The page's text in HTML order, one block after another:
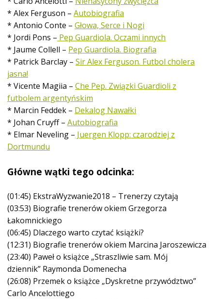
* Alex Ferguson –Autobiografia
* Antonio Conte –Głowa, Serce i Nogi
* Jordi Pons – Pep Guardiola. Oczami innych
* Jaume Collell – Pep Guardiola. Biografia
* Patrick Barclay –Sir Alex Ferguson. Futbol cholera
jasna!
* Vicente Magiia –Che Pep. Związki Guardioli z
futbolem argentyńskim
* Marcin Feddek – Dekalog Nawałki
* Johan Cruyff –Autobiografia
* Elmar Neveling – Juergen Klopp: czarodziej z
Dortmundu
Główne wątki tego odcinka:
(01:45) EkstraWyzwanie2018 – Trenerzy czytają
(03:53) Biografie trenerów okiem Grzegorza
Łakomnickiego
(06:45) Dlaczego warto czytać książki?
(12:31) Biografie trenerów okiem Marcina Jaroszewicza
(23:40) Paweł o książce „Straszliwie sam. Mój
dziennik” Raymonda Domenecha
(26:08) Przemek o książce „Dyskretne przywództwo”
Carlo Ancelottiego